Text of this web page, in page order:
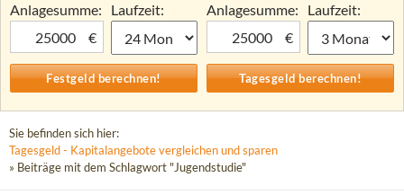
Anlagesumme:
€
Laufzeit:
Anlagesumme:
€
Laufzeit:
Sie befinden sich hier:
Tagesgeld - Kapitalangebote vergleichen und sparen
» Beiträge mit dem Schlagwort "Jugendstudie"